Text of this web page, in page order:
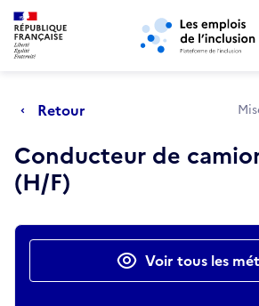
Aller au menu principal Aller au contenu
Retour
Conducteur de
(H/F)
Actions rapidesVoir tous les
Retour au début de la page
Panneau de gestion des cookies